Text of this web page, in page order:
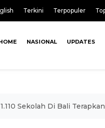
Terkini Terpopuler
NASIONAL UPDATES
1.110 Sekolah Di Bali